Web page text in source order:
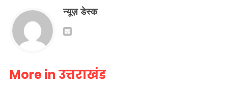
न्यूज़ डेस्क
More in उत्तराखंड